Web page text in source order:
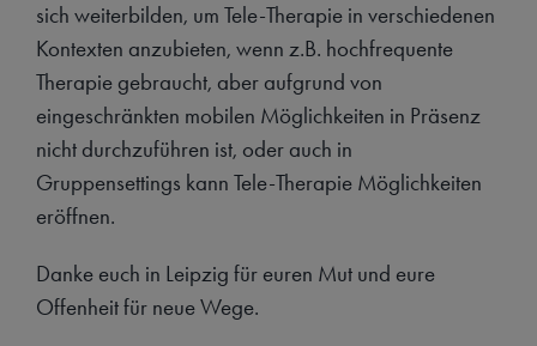
sich weiterbilden, um Tele-Therapie in verschiedenen
Kontexten anzubieten, wenn z.B. hochfrequente
Therapie gebraucht, aber aufgrund von
eingeschränkten mobilen Möglichkeiten in Präsenz
nicht durchzuführen ist, oder auch in
Gruppensettings kann Tele-Therapie Möglichkeiten
eröffnen.
Danke euch in Leipzig für euren Mut und eure
Offenheit für neue Wege.